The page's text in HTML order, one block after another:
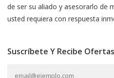
de ser su aliado y asesorarlo de
usted requiera con respuesta
Suscríbete Y Recibe Ofertas